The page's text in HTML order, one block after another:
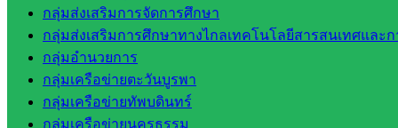
กลุ่มส่งเสริมการจัดการศึกษา
กลุ่มส่งเสริมการศึกษาทางไกลเทคโนโลยีสารสนเทศและ
กลุ่มอำนวยการ
กลุ่มเครือข่ายตะวันบูรพา
กลุ่มเครือข่ายทัพบดินทร์
กลุ่มเครือข่ายนครธรรม
สระแก้ว
องค์การ
บริหาร
ส่วน
จังหวัด
สระแก้ว